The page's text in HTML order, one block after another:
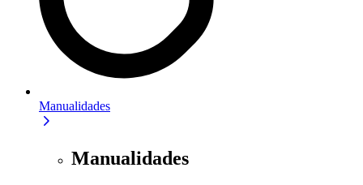
Manualidades
Manualidades